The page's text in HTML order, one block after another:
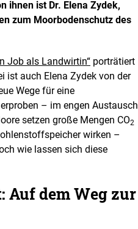
n
ihnen ist Dr. Elena Zydek,
zum Moorbodenschutz des
Job als Landwirtin“ porträtiert
ist auch Elena Zydek von der
Wege für eine
– im engen Austausch
setzen große Mengen CO2
wirken –
wie lassen sich diese
Auf dem Weg zur